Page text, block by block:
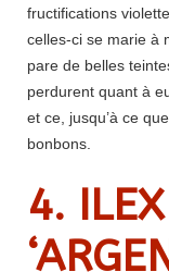
fructifications
celles-ci se marie à
pare de belles
perdurent quant à
et ce, jusqu’à ce
bonbons.
4.